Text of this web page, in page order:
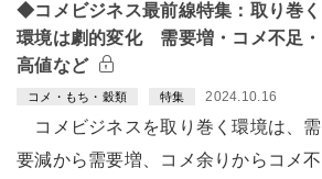
◆コメビジネス最前線特集：取り巻く
環境は劇的変化 需要増・コメ不足・
高値など
コメ・もち・穀類 特集 2024.10.16
コメビジネスを取り巻く環境は、需
要減から需要増、コメ余りからコメ不